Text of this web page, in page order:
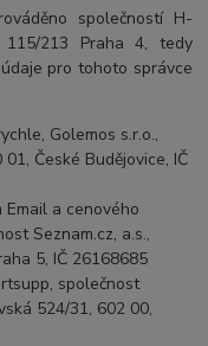
společností H-
115/213 Praha 4, tedy
pro tohoto správce
Golemos s.r.o.,
České Budějovice, IČ
a cenového
Seznam.cz, a.s.,
5, IČ 26168685
společnost
524/31, 602 00,